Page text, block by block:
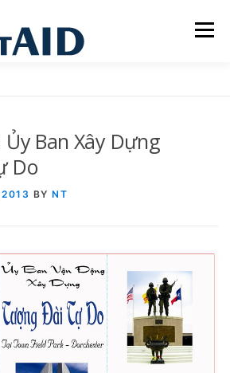
Menu
ĐỒNG SINH HOẠT
Ban Xây Dựng
Do
BY NT